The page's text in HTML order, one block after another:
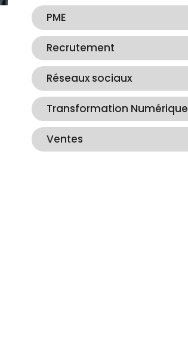
PME
Recrutement
Réseaux sociaux
Transformation Numérique
Ventes